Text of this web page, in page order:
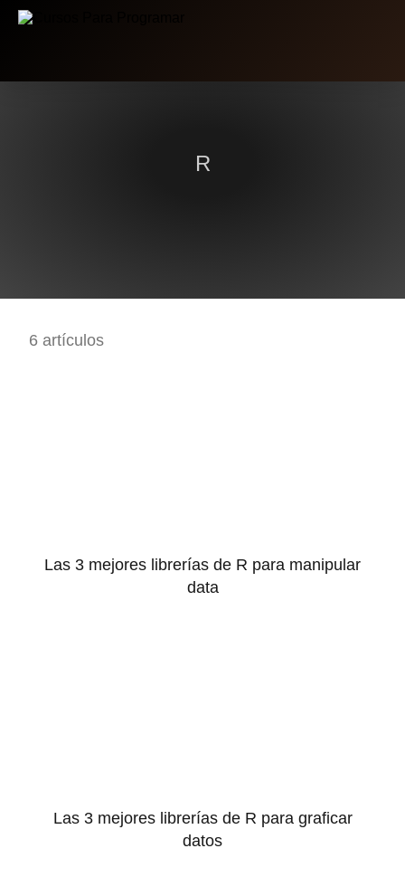
R
6 artículos
Las 3 mejores librerías de R para manipular
data
Las 3 mejores librerías de R para graficar
datos